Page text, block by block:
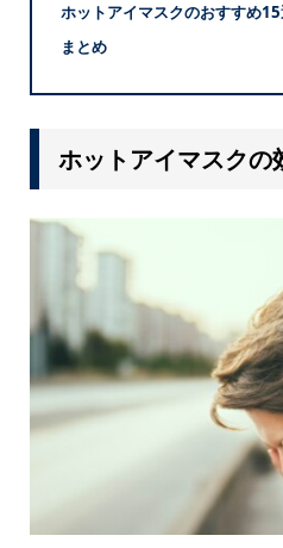
ホットアイマスクのおすすめ
まとめ
ホットアイマスクの